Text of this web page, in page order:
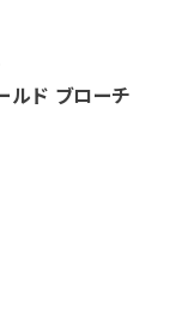
ルド ブローチ